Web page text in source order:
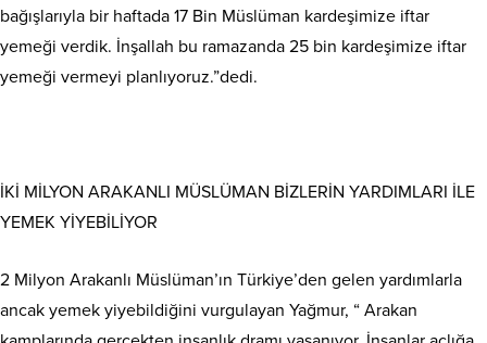
bağışlarıyla bir haftada 17 Bin Müslüman kardeşimize iftar
yemeği verdik. İnşallah bu ramazanda 25 bin kardeşimize iftar
yemeği vermeyi planlıyoruz.”dedi.
İKİ MİLYON ARAKANLI MÜSLÜMAN BİZLERİN YARDIMLARI İLE
YEMEK YİYEBİLİYOR
2 Milyon Arakanlı Müslüman’ın Türkiye’den gelen yardımlarla
ancak yemek yiyebildiğini vurgulayan Yağmur, “ Arakan